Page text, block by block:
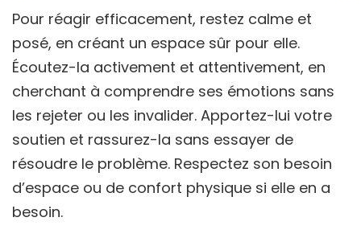
Pour réagir efficacement, restez calme et
posé, en créant un espace sûr pour elle.
Écoutez-la activement et attentivement, en
cherchant à comprendre ses émotions sans
les rejeter ou les invalider. Apportez-lui votre
soutien et rassurez-la sans essayer de
résoudre le problème. Respectez son besoin
d’espace ou de confort physique si elle en a
besoin.